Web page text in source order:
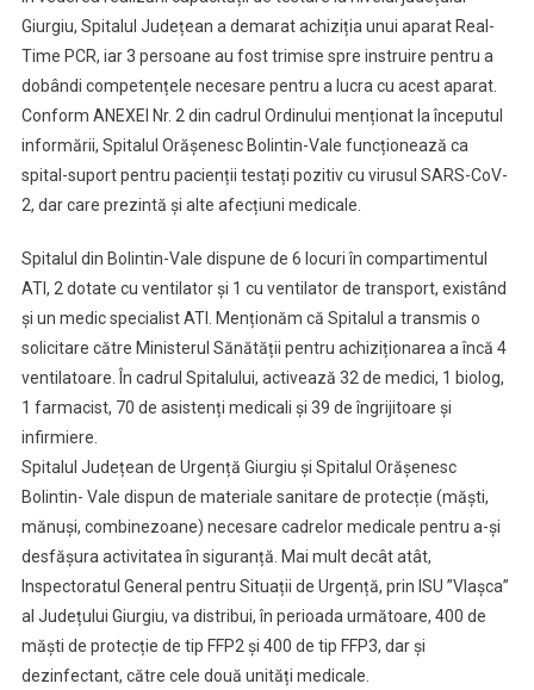
Giurgiu, Spitalul Județean a demarat achiziția unui aparat Real-
Time PCR, iar 3 persoane au fost trimise spre instruire pentru a
dobândi competențele necesare pentru a lucra cu acest aparat.
Conform ANEXEI Nr. 2 din cadrul Ordinului menționat la începutul
informării, Spitalul Orășenesc Bolintin-Vale funcționează ca
spital-suport pentru pacienții testați pozitiv cu virusul SARS-CoV-
2, dar care prezintă și alte afecțiuni medicale.
Spitalul din Bolintin-Vale dispune de 6 locuri în compartimentul
ATI, 2 dotate cu ventilator și 1 cu ventilator de transport, existând
și un medic specialist ATI. Menționăm că Spitalul a transmis o
solicitare către Ministerul Sănătății pentru achiziționarea a încă 4
ventilatoare. În cadrul Spitalului, activează 32 de medici, 1 biolog,
1 farmacist, 70 de asistenți medicali și 39 de îngrijitoare și
infirmiere.
Spitalul Județean de Urgență Giurgiu și Spitalul Orășenesc
Bolintin- Vale dispun de materiale sanitare de protecție (măști,
mănuși, combinezoane) necesare cadrelor medicale pentru a-și
desfășura activitatea în siguranță. Mai mult decât atât,
Inspectoratul General pentru Situații de Urgență, prin ISU ”Vlașca”
al Județului Giurgiu, va distribui, în perioada următoare, 400 de
măști de protecție de tip FFP2 și 400 de tip FFP3, dar și
dezinfectant, către cele două unități medicale.